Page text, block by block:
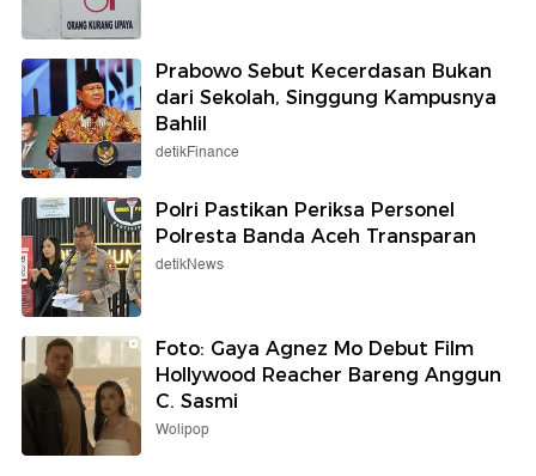
Prabowo Sebut Kecerdasan Bukan
dari Sekolah, Singgung Kampusnya
Bahlil
detikFinance
Polri Pastikan Periksa Personel
Polresta Banda Aceh Transparan
detikNews
Foto: Gaya Agnez Mo Debut Film
Hollywood Reacher Bareng Anggun
C. Sasmi
Wolipop